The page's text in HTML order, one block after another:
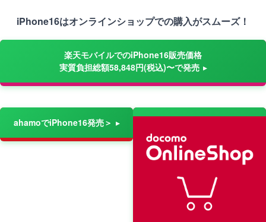
iPhone16はオンラインショップでの購入がスムーズ！
楽天モバイルでのiPhone16販売価格
実質負担総額58,848円(税込)〜で発売
ahamoでiPhone16発売＞